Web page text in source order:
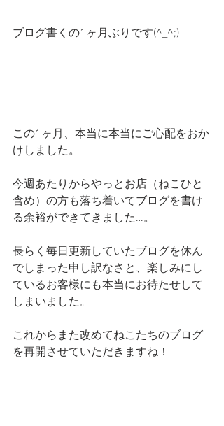
ブログ書くの1ヶ月ぶりです(^_^;)
この1ヶ月、本当に本当にご心配をおか
けしました。
今週あたりからやっとお店（ねこひと
含め）の方も落ち着いてブログを書け
る余裕ができてきました…。
長らく毎日更新していたブログを休ん
でしまった申し訳なさと、楽しみにし
ているお客様にも本当にお待たせして
しまいました。
これからまた改めてねこたちのブログ
を再開させていただきますね！